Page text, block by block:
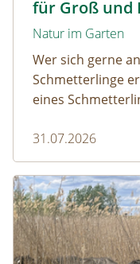
für Groß und
Natur im Garten
Wer sich gerne
Schmetterlinge
eines
dürfen
ohne Raupen
Schmetterlinge!
31.07.2026
Naturmagazin: Die
Die Rückkehr der